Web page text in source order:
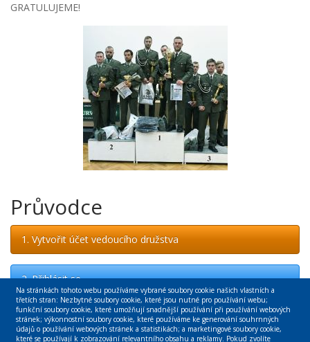
GRATULUJEME!
Průvodce
1. Vytvořit účet vedoucího družstva
2. Přihlásit se
Odkazy
Na stránkách tohoto webu používáme vybrané soubory cookie našich vlastních a
třetích stran: Nezbytné soubory cookie, které jsou nutné pro používání webu;
funkční soubory cookie, které umožňují snadnější používání při používání webových
stránek; výkonnostní soubory cookie, které používáme ke generování souhrnných
údajů o používání webových stránek a statistikách; a marketingové soubory cookie,
které se používají k zobrazování relevantního obsahu a reklamy. Pokud zvolíte